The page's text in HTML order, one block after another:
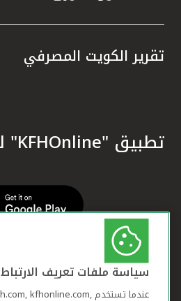
تقرير الكويت المصرفي
تطبيق "KFHOnline" للهواتف الذكية
سياسة ملفات تعريف الارتباط